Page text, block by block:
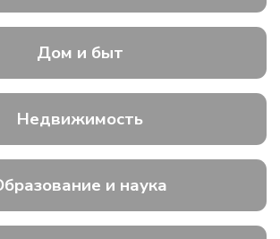
Дом и быт
Недвижимость
и наука